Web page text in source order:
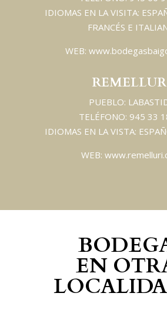
IDIOMAS EN LA VISITA:
FRANCÉS E
WEB:
PUEBLO:
TELÉFONO: 945 33
IDIOMAS EN LA VISTA:
WEB:
EN